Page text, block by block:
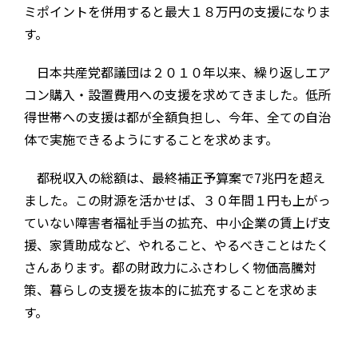
ミポイントを併用すると最大１８万円の支援になりま
す。
日本共産党都議団は２０１０年以来、繰り返しエア
コン購入・設置費用への支援を求めてきました。低所
得世帯への支援は都が全額負担し、今年、全ての自治
体で実施できるようにすることを求めます。
都税収入の総額は、最終補正予算案で7兆円を超え
ました。この財源を活かせば、３０年間１円も上がっ
ていない障害者福祉手当の拡充、中小企業の賃上げ支
援、家賃助成など、やれること、やるべきことはたく
さんあります。都の財政力にふさわしく物価高騰対
策、暮らしの支援を抜本的に拡充することを求めま
す。